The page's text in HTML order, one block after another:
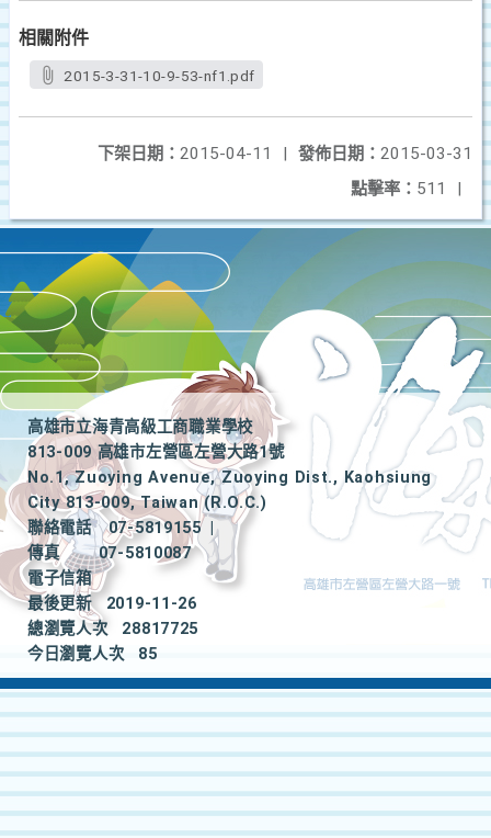
相關附件
2015-3-31-10-9-53-nf1.pdf
發佈日期： 2015-03-31
下架日期： 2015-04-11
|
點擊率： 511 |
高雄市立海青高級工商職業學校
813-009 高雄市左營區左營大路1號
No.1, Zuoying Avenue, Zuoying Dist., Kaohsiung
City 813-009, Taiwan (R.O.C.)
聯絡電話
07-5819155
|
傳真
07-5810087
電子信箱
最後更新
2019-11-26
總瀏覽人次
28817725
今日瀏覽人次
85